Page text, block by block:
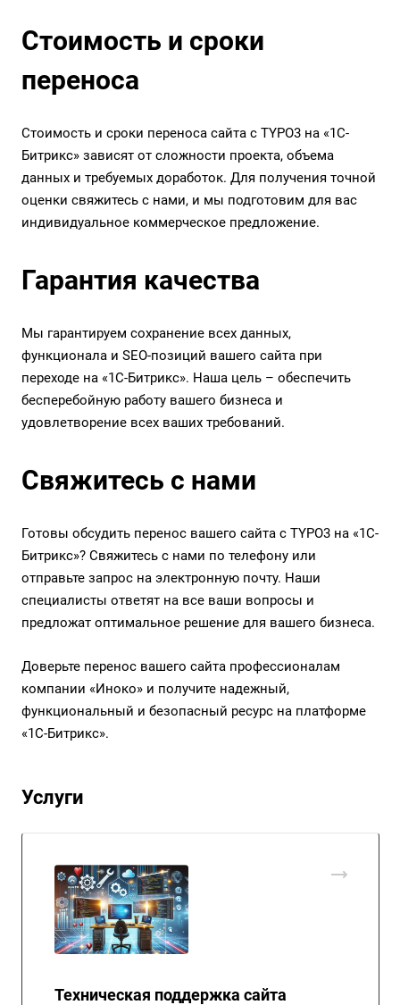
Стоимость и сроки
переноса
Стоимость и сроки переноса сайта с TYPO3 на «1С-
Битрикс» зависят от сложности проекта, объема
данных и требуемых доработок. Для получения точной
оценки свяжитесь с нами, и мы подготовим для вас
индивидуальное коммерческое предложение.
Гарантия качества
Мы гарантируем сохранение всех данных,
функционала и SEO-позиций вашего сайта при
переходе на «1С-Битрикс». Наша цель – обеспечить
бесперебойную работу вашего бизнеса и
удовлетворение всех ваших требований.
Свяжитесь с нами
Готовы обсудить перенос вашего сайта с TYPO3 на «1С-
Битрикс»? Свяжитесь с нами по телефону или
отправьте запрос на электронную почту. Наши
специалисты ответят на все ваши вопросы и
предложат оптимальное решение для вашего бизнеса.
Доверьте перенос вашего сайта профессионалам
компании «Иноко» и получите надежный,
функциональный и безопасный ресурс на платформе
«1С-Битрикс».
Услуги
Техническая поддержка сайта